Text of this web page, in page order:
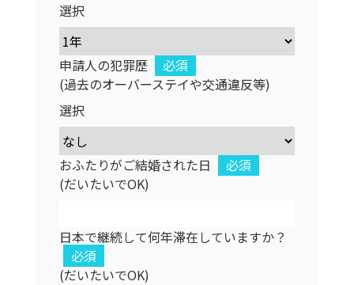
選択
申請人の犯罪歴
必須
(過去のオーバーステイや交通違反等)
選択
おふたりがご結婚された日
必須
(だいたいでOK)
日本で継続して何年滞在していますか？
必須
(だいたいでOK)